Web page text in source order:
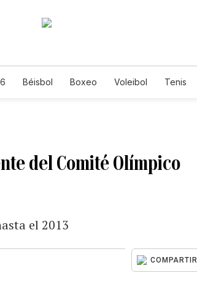
Béisbol Boxeo Voleibol Tenis
del Comité Olímpico
el 2013
COMPARTIR